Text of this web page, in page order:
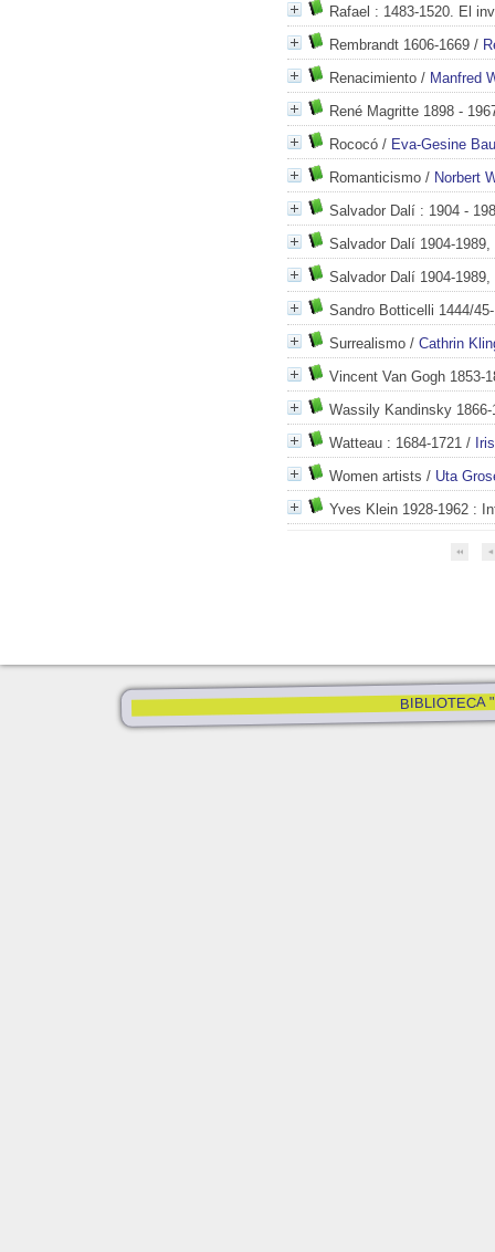
Rafael : 1483-1520. El
Rembrandt 1606-1669 /
Renacimiento / Manfred
René Magritte 1898 -
Rococó / Eva-Gesine
Romanticismo / Norbert
Salvador Dalí : 1904 -
Salvador Dalí 1904-
Salvador Dalí 1904-
Sandro Botticelli 1444/
Surrealismo / Cathrin
Vincent Van Gogh 1853-
Wassily Kandinsky 1866-
Watteau : 1684-1721 /
Women artists / Uta
Yves Klein 1928-1962 :
BIBLIOTECA